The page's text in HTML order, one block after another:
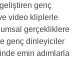
genç
ve video kliplerle
gerçekliklere
genç dinleyiciler
emin adımlarla